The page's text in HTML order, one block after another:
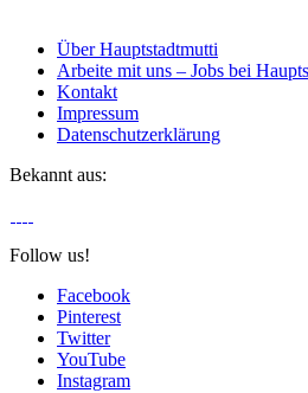
Über Hauptstadtmutti
Arbeite mit uns – Jobs bei
Kontakt
Impressum
Datenschutzerklärung
Bekannt aus:
Follow us!
Facebook
Pinterest
Twitter
YouTube
Instagram